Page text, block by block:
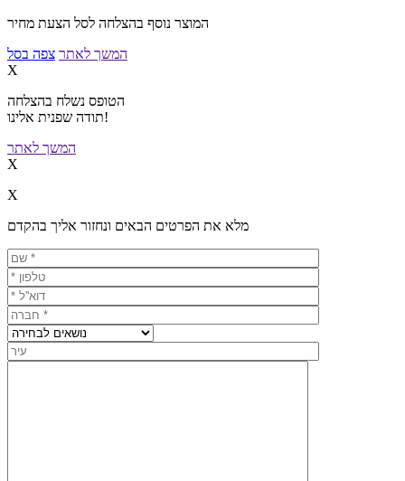
המוצר נוסף בהצלחה לסל הצעת מחיר
המשך לאתר צפה בסל
X
הטופס נשלח בהצלחה
תודה שפנית אלינו!
המשך לאתר
X
X
מלא את הפרטים הבאים ונחזור אליך בהקדם